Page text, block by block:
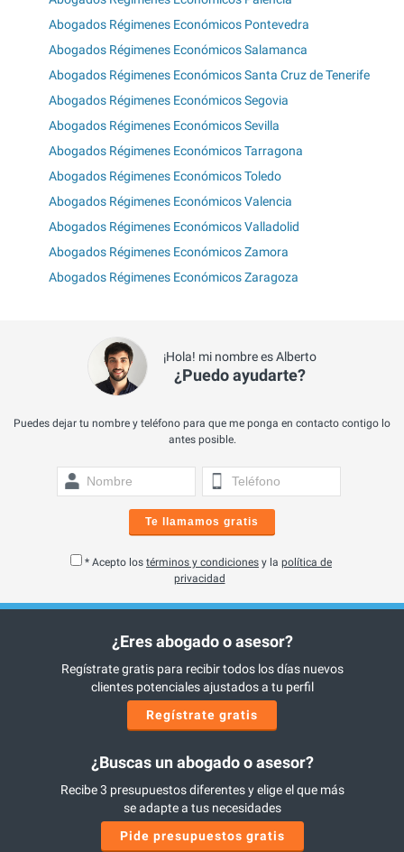
Abogados Régimenes Económicos Pontevedra
Abogados Régimenes Económicos Salamanca
Abogados Régimenes Económicos Santa Cruz de Tenerife
Abogados Régimenes Económicos Segovia
Abogados Régimenes Económicos Sevilla
Abogados Régimenes Económicos Tarragona
Abogados Régimenes Económicos Toledo
Abogados Régimenes Económicos Valencia
Abogados Régimenes Económicos Valladolid
Abogados Régimenes Económicos Zamora
Abogados Régimenes Económicos Zaragoza
¡Hola! mi nombre es Alberto
¿Puedo ayudarte?
Puedes dejar tu nombre y teléfono para que me ponga en contacto contigo lo
antes posible.
Te llamamos gratis
* Acepto los términos y condiciones y la política de
privacidad
¿Eres abogado o asesor?
Regístrate gratis para recibir todos los días nuevos
clientes potenciales ajustados a tu perfil
Regístrate gratis
¿Buscas un abogado o asesor?
Recibe 3 presupuestos diferentes y elige el que más
se adapte a tus necesidades
Pide presupuestos gratis